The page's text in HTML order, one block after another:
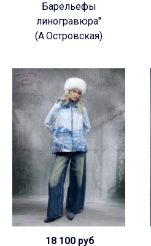
Барельефы
линогравюра"
(А.Островская)
18 100 руб